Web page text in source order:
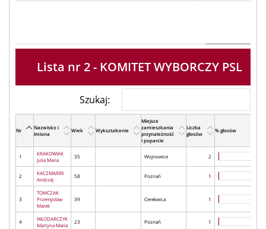
Lista nr 2 - KOMITET WYBORCZY PSL
Szukaj:
Nr
Nazwisko i
Imiona
Wiek Wykształcenie
Miejsce
zamieszkania
przynależność
i poparcie
Liczba
głosów
% głosów
1
KRAKOWIAK
Julia Maria
35 Wojnowice 2
2
KACZMAREK
Andrzej
58 Poznań 1
3
TOMCZAK
Przemysław
Marek
39 Cerekwica 1
4
WŁODARCZYK
Martyna Maria
23 Poznań 1